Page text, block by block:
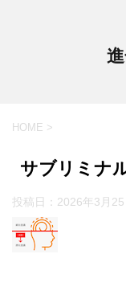
HOME >
サブリミナ
投稿日： 2026年3月25